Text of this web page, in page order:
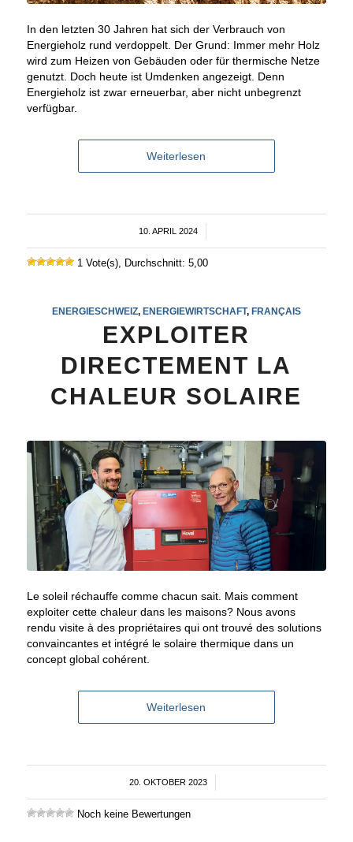
In den letzten 30 Jahren hat sich der Verbrauch von
Energieholz rund verdoppelt. Der Grund: Immer mehr Holz
wird zum Heizen von Gebäuden oder für thermische Netze
genutzt. Doch heute ist Umdenken angezeigt. Denn
Energieholz ist zwar erneuerbar, aber nicht unbegrenzt
verfügbar.
Weiterlesen
10. APRIL 2024
/
1 Vote(s), Durchschnitt: 5,00
ENERGIESCHWEIZ, ENERGIEWIRTSCHAFT, FRANÇAIS
EXPLOITER
DIRECTEMENT LA
CHALEUR SOLAIRE
Le soleil réchauffe comme chacun sait. Mais comment
exploiter cette chaleur dans les maisons? Nous avons
rendu visite à des propriétaires qui ont trouvé des solutions
convaincantes et intégré le solaire thermique dans un
concept global cohérent.
Weiterlesen
20. OKTOBER 2023
/
Noch keine Bewertungen